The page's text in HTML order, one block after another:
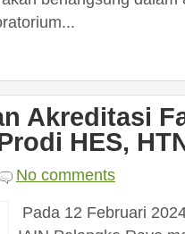
Akreditasi
HES,
No comments
Pada 12 Februari